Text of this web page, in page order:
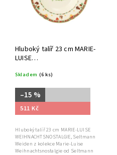
Hluboký talíř 23 cm MARIE-
LUISE
Seltmann Weiden
Skladem (6 ks)
–15 %
511 Kč
Hluboký talíř 23 cm MARIE-LUISE
WEIHNACHTSNOSTALGIE, Seltmann
Weiden z kolekce Marie-Luise
Weihnachtsnostalgie od Seltmann